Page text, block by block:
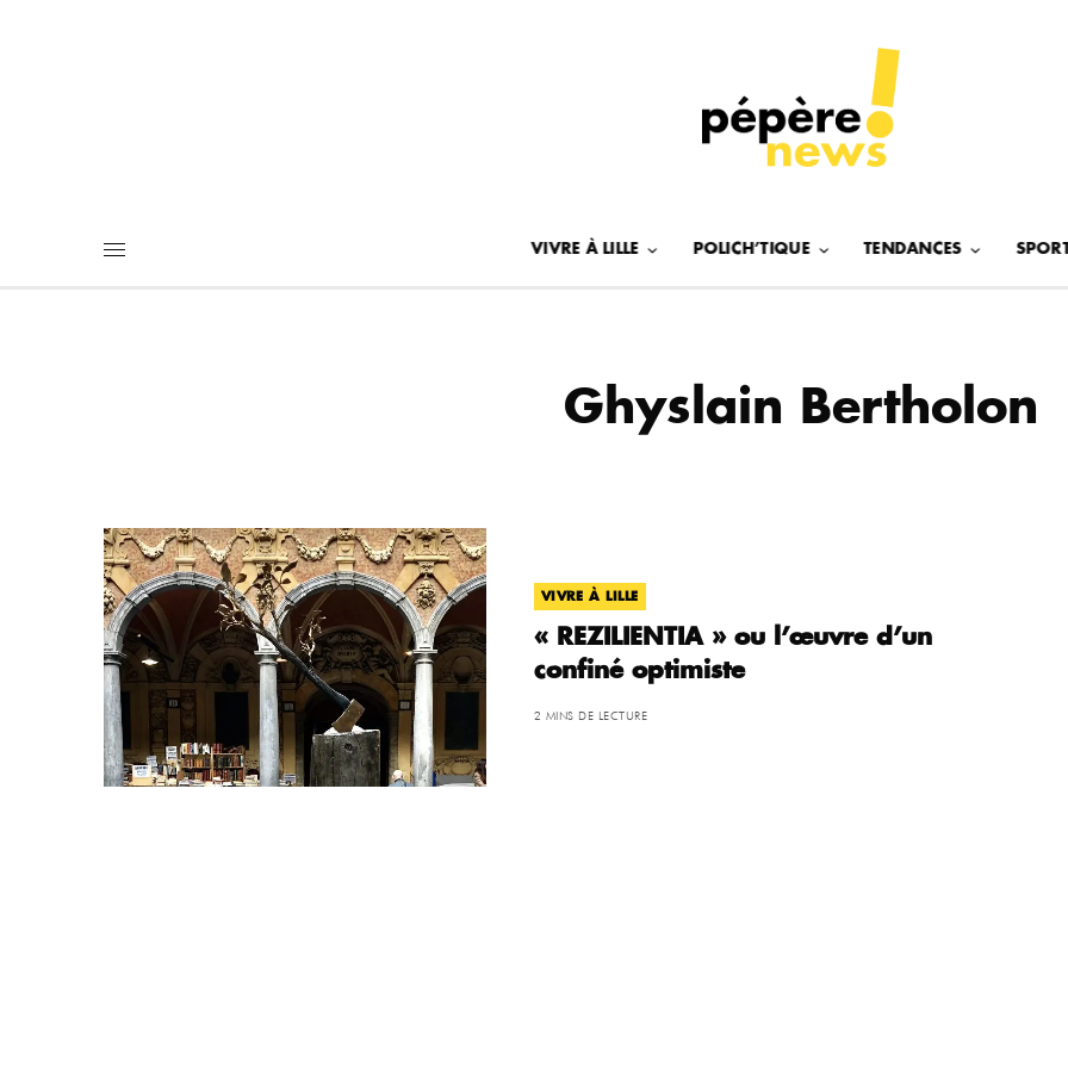
VIVRE À LILLE POLICH’TIQUE TENDANCES SPORT
Ghyslain Bertholon
VIVRE À LILLE
« REZILIENTIA » ou l’œuvre d’un
confiné optimiste
2 MINS DE LECTURE